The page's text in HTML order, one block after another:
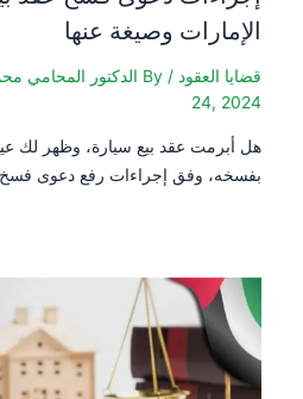
الإمارات وصيغة عنها
قضايا العقود / By الدكتور المحامي
24, 2024
هل أبرمت عقد بيع سيارة، وظهر لك
بفسخه، وفق إجراءات رفع دعوى